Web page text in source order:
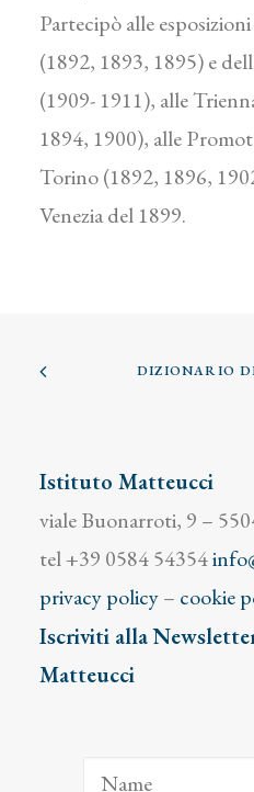
Partecipò alle
(1892, 1893, 1895) e
(1909- 1911), alle
1894, 1900), alle
Torino (1892, 1896,
Venezia del 1899.
DIZIONARIO
Istituto Matteucci
viale Buonarroti, 9 –
tel +39 0584 54354
privacy policy– cookie
Iscriviti alla
Matteucci